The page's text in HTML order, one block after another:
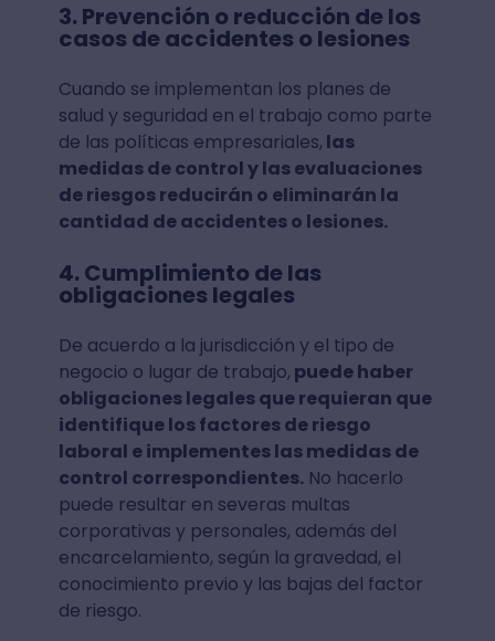
3. Prevención o reducción de los
casos de accidentes o lesiones
Cuando se implementan los planes de
salud y seguridad en el trabajo como parte
de las políticas empresariales, las
medidas de control y las evaluaciones
de riesgos reducirán o eliminarán la
cantidad de accidentes o lesiones.
4. Cumplimiento de las
obligaciones legales
De acuerdo a la jurisdicción y el tipo de
negocio o lugar de trabajo, puede haber
obligaciones legales que requieran que
identifique los factores de riesgo
laboral e implementes las medidas de
control correspondientes.No hacerlo
puede resultar en severas multas
corporativas y personales, además del
encarcelamiento, según la gravedad, el
conocimiento previo y las bajas del factor
de riesgo.